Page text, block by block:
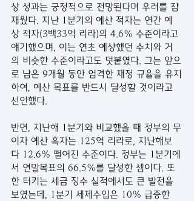
상 성과는 긍정적으로 전망된다며 우려를 잠
재웠다. 지난 1분기의 예산 적자는 연간 예
상 적자(3백33억 리라)의 4.6% 수준이라고
얘기했으며, 이는 연초 예상했던 수치와 거
의 비슷한 수준이라고도 덧붙였다. 그는 앞으
로 남은 9개월 동안 엄격한 재정 규율을 유지
하여, 예산 목표를 반드시 달성할 것이라고
선언했다.
반면, 지난해 1분기와 비교했을 때 정부의 무
이자 예산 흑자는 125억 리라로, 지난해보
다 12.6% 떨어진 수준이다. 정부는 1분기에
서 연말목표의 66.5%를 달성한 셈이다. 또
한 터키는 세금 징수 실적에서도 큰 발전을
보였는데, 1분기 세제수입은 10% 급증한